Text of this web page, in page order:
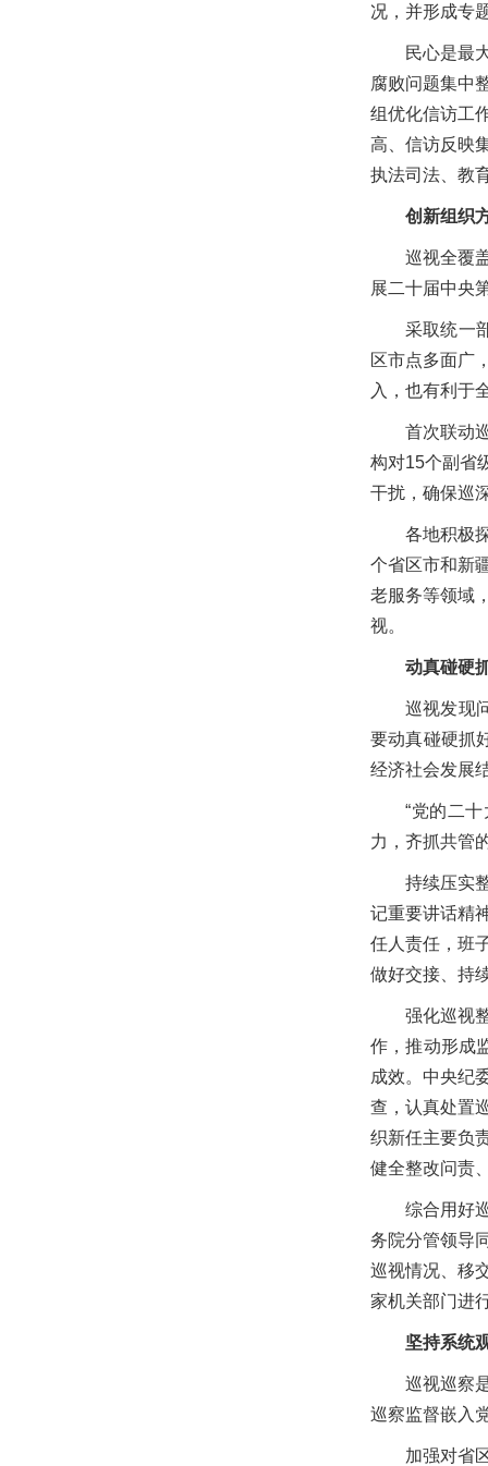
况，并形成专
民心是最
腐败问题集中
组优化信访工
高、信访反映
执法司法、教
创新组织
巡视全覆
展二十届中央
采取统一
区市点多面广
入，也有利于
首次联动
构对15个副省
干扰，确保巡
各地积极
个省区市和新
老服务等领域
视。
动真碰硬
巡视发现
要动真碰硬抓
经济社会发展
“党的二
力，齐抓共管
持续压实
记重要讲话精
任人责任，班
做好交接、持
强化巡视
作，推动形成
成效。中央纪
查，认真处置
织新任主要负
健全整改问责
综合用好
务院分管领导
巡视情况、移
家机关部门进
坚持系统
巡视巡察
巡察监督嵌入
加强对省